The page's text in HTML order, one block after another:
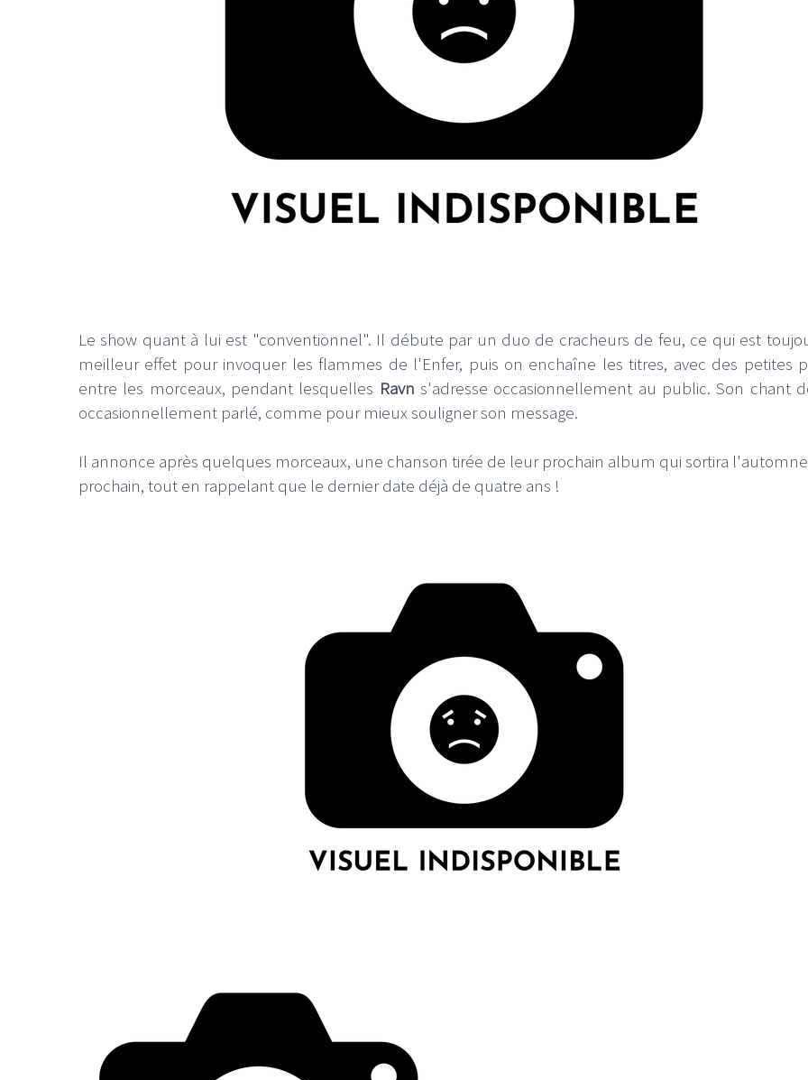
Le show quant à lui est "conventionnel". Il débute par un duo de cracheurs de feu, ce qui est
meilleur effet pour invoquer les flammes de l'Enfer, puis on enchaîne les titres, avec des petites
entre les morceaux, pendant lesquelles Ravn s'adresse occasionnellement au public. Son chant
occasionnellement parlé, comme pour mieux souligner son message.
Il annonce après quelques morceaux, une chanson tirée de leur prochain album qui sortira l'automne
prochain, tout en rappelant que le dernier date déjà de quatre ans !
Christmas Riffifi 2025 !!!
The Covers !!!